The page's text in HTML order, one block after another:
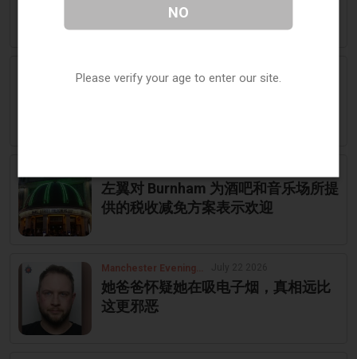
关闭进行深度清洁
Newsbreak
在华州吸电子烟。比我们最初想象的
左翼对 Burnham 为酒吧和音乐场所提
供的税收减免方案表示欢迎
Manchester Evening News
她爸爸怀疑她在吸电子烟，真相远比
这更邪恶
NO
Please verify your age to enter our site.